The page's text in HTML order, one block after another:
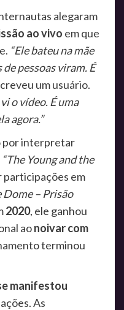
alegaram
ao vivo em que
“Ele bateu na mãe
pessoas viram. É
um usuário.
o vídeo. É uma
agora.”
por interpretar
“The Young and the
em
Dome – Prisão
2020, ele ganhou
aonoivar com
terminou
manifestou
As